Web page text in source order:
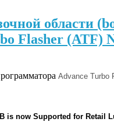
области
Flasher (ATF)
Advance Turbo
is now Supported for Retail